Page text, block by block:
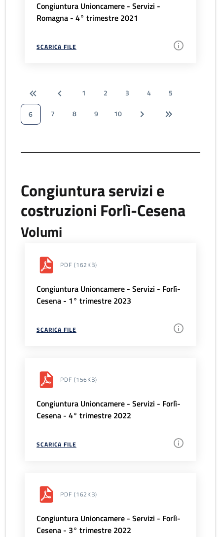
Congiuntura Unioncamere - Servizi -
Romagna - 4° trimestre 2021
SCARICA FILE
1 2 3 4
5
6
7 8 9 10
Congiuntura servizi e
costruzioni Forlì-Cesena
Volumi
PDF (162KB)
Congiuntura Unioncamere - Servizi - Forlì-
Cesena - 1° trimestre 2023
SCARICA FILE
PDF (156KB)
Congiuntura Unioncamere - Servizi - Forlì-
Cesena - 4° trimestre 2022
SCARICA FILE
PDF (162KB)
Congiuntura Unioncamere - Servizi - Forlì-
Cesena - 3° trimestre 2022